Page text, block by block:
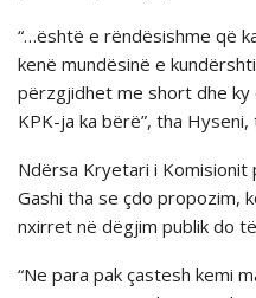
“…është e rëndësishme që
kenë mundësinë e
përzgjidhet me short dhe ky
KPK-ja ka bërë”, tha
Ndërsa Kryetari i
Gashi tha se çdo propozim,
nxirret në dëgjim publik do
“Ne para pak çastesh kemi